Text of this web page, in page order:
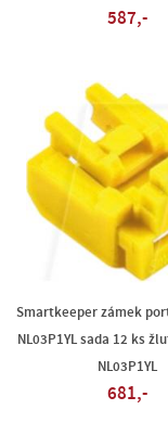
587,-
Smartkeeper zámek
NL03P1YL sada 12 ks
NL03P1YL
681,-